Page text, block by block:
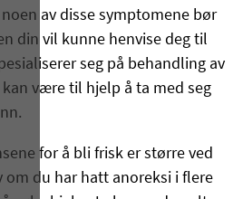
av disse symptomene bør
din vil kunne henvise deg til
seg på behandling av
være til hjelp å ta med seg
for å bli frisk er større ved
om du har hatt anoreksi i flere